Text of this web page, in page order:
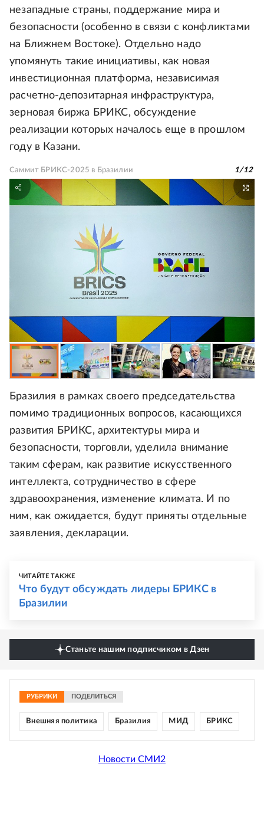
незападные страны, поддержание мира и
безопасности (особенно в связи с конфликтами
на Ближнем Востоке). Отдельно надо
упомянуть такие инициативы, как новая
инвестиционная платформа, независимая
расчетно-депозитарная инфраструктура,
зерновая биржа БРИКС, обсуждение
реализации которых началось еще в прошлом
году в Казани.
Саммит БРИКС-2025 в Бразилии 1/12
Бразилия в рамках своего председательства
помимо традиционных вопросов, касающихся
развития БРИКС, архитектуры мира и
безопасности, торговли, уделила внимание
таким сферам, как развитие искусственного
интеллекта, сотрудничество в сфере
здравоохранения, изменение климата. И по
ним, как ожидается, будут приняты отдельные
заявления, декларации.
ЧИТАЙТЕ ТАКЖЕ
Что будут обсуждать лидеры БРИКС в
Бразилии
Станьте нашим подписчиком в Дзен
РУБРИКИ ПОДЕЛИТЬСЯ
Внешняя политика Бразилия МИД БРИКС
Новости СМИ2